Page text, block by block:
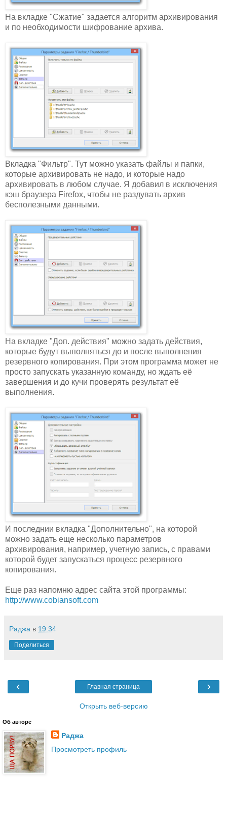
На вкладке "Сжатие" задается алгоритм архивирования
и по необходимости шифрование архива.
Вкладка "Фильтр". Тут можно указать файлы и папки,
которые архивировать не надо, и которые надо
архивировать в любом случае. Я добавил в исключения
кэш браузера Firefox, чтобы не раздувать архив
бесполезными данными.
На вкладке "Доп. действия" можно задать действия,
которые будут выполняться до и после выполнения
резервного копирования. При этом программа может не
просто запускать указанную команду, но ждать её
завершения и до кучи проверять результат её
выполнения.
И последнии вкладка "Дополнительно", на которой
можно задать еще несколько параметров
архивирования, например, учетную запись, с правами
которой будет запускаться процесс резервного
копирования.
Еще раз напомню адрес сайта этой программы:
http://www.cobiansoft.com
Раджа в 19:34
Поделиться
‹ ›
Главная страница
Открыть веб-версию
Об авторе
Раджа
Просмотреть профиль